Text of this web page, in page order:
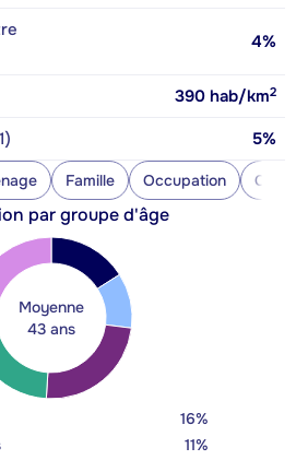
4%
390 hab/km2
5%
Famille Occupation
par groupe d'âge
Moyenne
43 ans
16%
11%